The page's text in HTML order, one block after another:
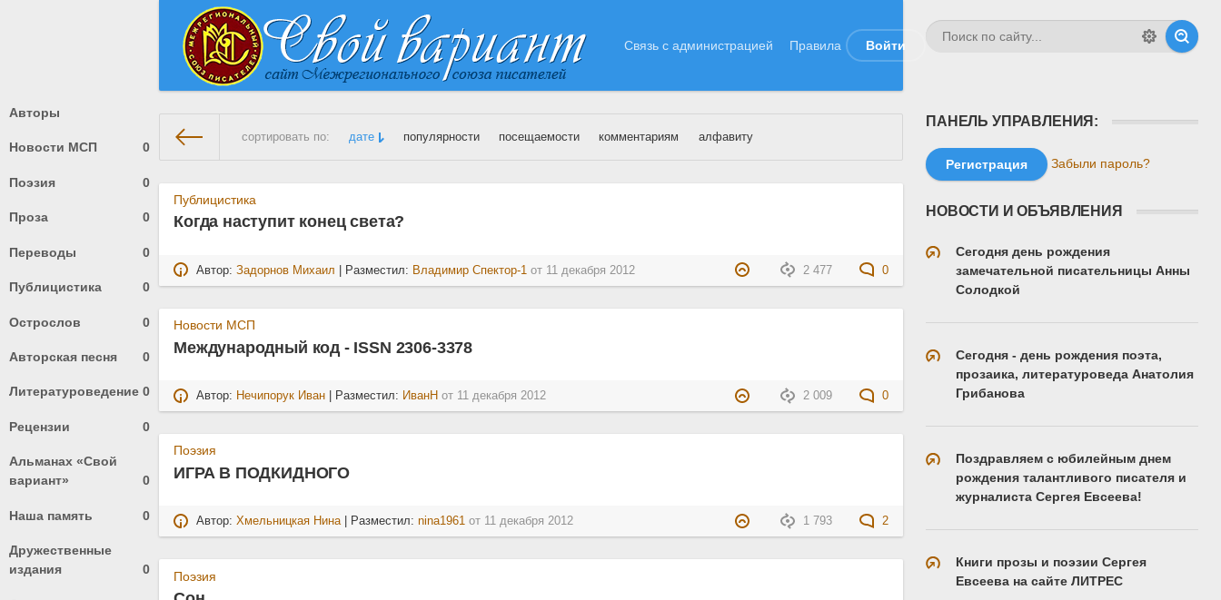
Связь с администрацией Правила Войти
Авторы
Новости МСП 0
Поэзия 0
Проза 0
Переводы 0
Публицистика 0
Острослов 0
Авторская песня 0
Литературоведение 0
Рецензии 0
Альманах «Свой
вариант»
0
Наша память 0
Дружественные
издания
0
сортировать по: дате популярности посещаемости комментариям алфавиту
На главную» Материалы за 11.12.2012
Публицистика
Когда наступит конец света?
2 477 0
Автор:Задорнов Михаил | Разместил: Владимир Спектор-1 от 11 декабря 2012
Новости МСП
Международный код - ISSN 2306-3378
2 009 0
Автор: Нечипорук Иван | Разместил: ИванН от 11 декабря 2012
Поэзия
ИГРА В ПОДКИДНОГО
1 793 2
Автор:Хмельницкая Нина| Разместил:nina1961 от 11 декабря 2012
Поэзия
ПАНЕЛЬ УПРАВЛЕНИЯ:
Регистрация Забыли пароль?
НОВОСТИ И ОБЪЯВЛЕНИЯ
Сегодня день рождения
замечательной писательницы Анны
Солодкой
Сегодня - день рождения поэта,
прозаика, литературоведа Анатолия
Грибанова
Поздравляем с юбилейным днем
рождения талантливого писателя и
журналиста Сергея Евсеева!
Книги прозы и поэзии Сергея
Евсеева на сайте ЛИТРЕС